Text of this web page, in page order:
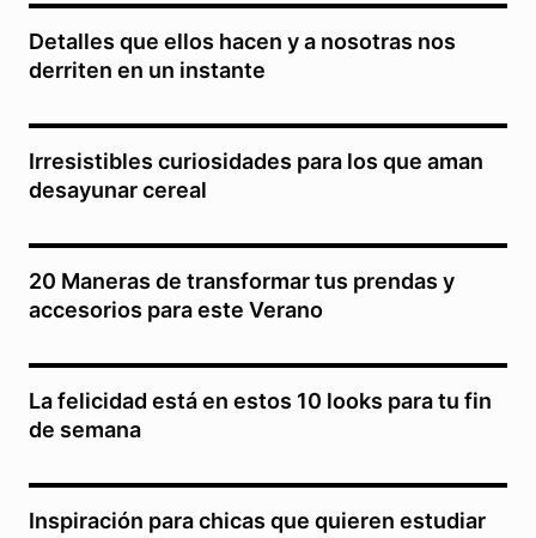
Detalles que ellos hacen y a nosotras nos
derriten en un instante
Irresistibles curiosidades para los que aman
desayunar cereal
20 Maneras de transformar tus prendas y
accesorios para este Verano
La felicidad está en estos 10 looks para tu fin
de semana
Inspiración para chicas que quieren estudiar